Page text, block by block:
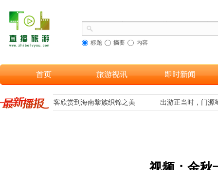
标题 摘要 内容
首页 旅游视讯 即时新闻
合，让更多游客欣赏到海南黎族织锦之美 出游正当时，门源等